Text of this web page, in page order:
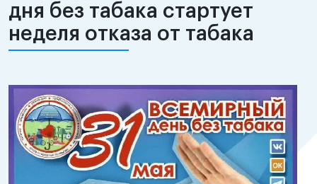
дня без табака стартует
неделя отказа от табака